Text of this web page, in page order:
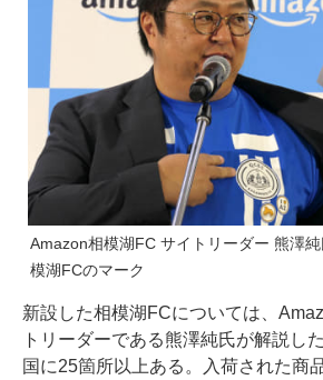
Amazon相模湖FC サイトリーダー 熊澤
模湖FCのマーク
新設した相模湖FCについては、
トリーダーである熊澤純氏が解説し
国に25箇所以上ある。入荷された商